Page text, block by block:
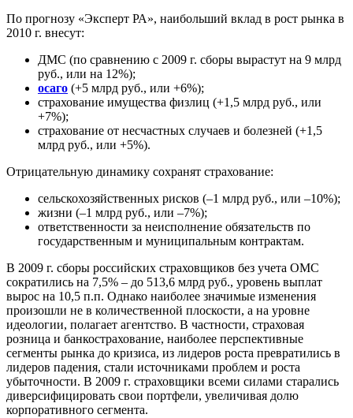
По прогнозу «Эксперт РА», наибольший вклад в рост рынка в
2010 г. внесут:
ДМС (по сравнению с 2009 г. сборы вырастут на 9 млрд
руб., или на 12%);
осаго (+5 млрд руб., или +6%);
страхование имущества физлиц (+1,5 млрд руб., или
+7%);
страхование от несчастных случаев и болезней (+1,5
млрд руб., или +5%).
Отрицательную динамику сохранят страхование:
сельскохозяйственных рисков (–1 млрд руб., или –10%);
жизни (–1 млрд руб., или –7%);
ответственности за неисполнение обязательств по
государственным и муниципальным контрактам.
В 2009 г. сборы российских страховщиков без учета ОМС
сократились на 7,5% – до 513,6 млрд руб., уровень выплат
вырос на 10,5 п.п. Однако наиболее значимые изменения
произошли не в количественной плоскости, а на уровне
идеологии, полагает агентство. В частности, страховая
розница и банкострахование, наиболее перспективные
сегменты рынка до кризиса, из лидеров роста превратились в
лидеров падения, стали источниками проблем и роста
убыточности. В 2009 г. страховщики всеми силами старались
диверсифицировать свои портфели, увеличивая долю
корпоративного сегмента.